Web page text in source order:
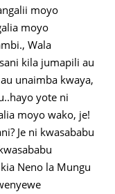
moyo
moyo
Wala
kila jumapili au
unaimba kwaya,
yote ni
moyo wako, je!
Je ni kwasababu
Neno la Mungu